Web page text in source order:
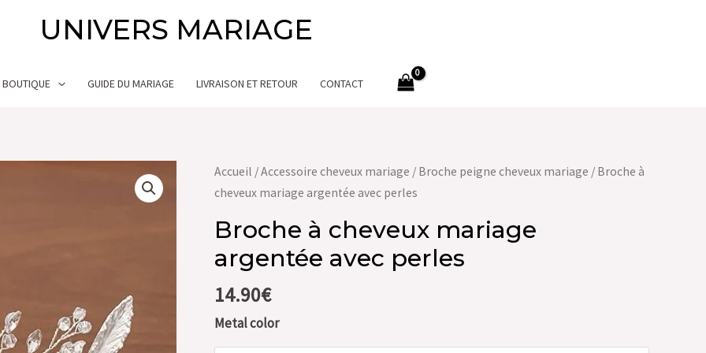
UNIVERS MARIAGE
BOUTIQUE GUIDE DU MARIAGE LIVRAISON ET RETOUR CONTACT
Accueil /Accessoire cheveux mariage / Broche peigne cheveux mariage / Broche à
cheveux mariage argentée avec perles
Broche à cheveux mariage
argentée avec perles
14.90€
Metal color
quantité
de
à
cheveux
mariage
argentée
avec